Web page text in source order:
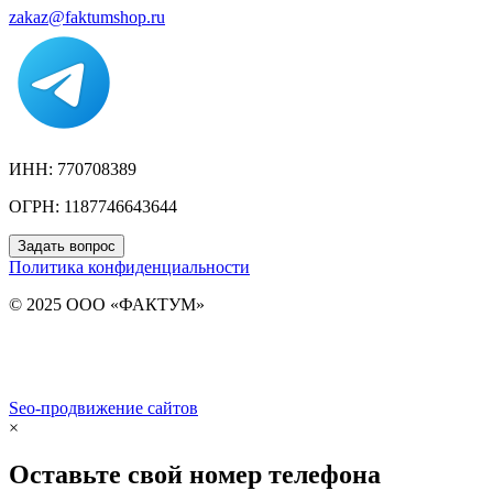
zakaz@faktumshop.ru
ИНН: 770708389
ОГРН: 1187746643644
Задать вопрос
Политика конфиденциальности
© 2025 ООО «ФАКТУМ»
Seo-продвижение сайтов
×
Оставьте свой номер телефона